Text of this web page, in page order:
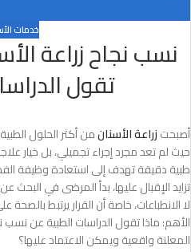
خدمات
نسب نجاح زراعة
تقول
أصبحتزراعة الأسنانمن أكثر الحلول
حيث لم تعد مجرد إجراء تجميلي، بل خيار
طبية دقيقة تهدف إلى استعادة وظيفة
تزايد الإقبال عليها، بدأ المرضى في
لا الانطباعات، خاصة أن القرار يرتبط
الأهم: ماذا تقول الدراسات الطبية عن نسب
المعلنة واقعية ويمكن الاعتماد عليها؟